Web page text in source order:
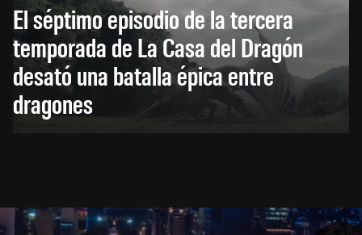
El séptimo episodio de la tercera
temporada de La Casa del Dragón
desató una batalla épica entre
dragones